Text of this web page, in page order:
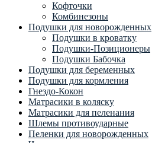
Кофточки
Комбинезоны
Подушки для новорожденных
Подушки в кроватку
Подушки-Позиционеры
Подушки Бабочка
Подушки для беременных
Подушки для кормления
Гнездо-Кокон
Матрасики в коляску
Матрасики для пеленания
Шлемы противоударные
Пеленки для новорожденных